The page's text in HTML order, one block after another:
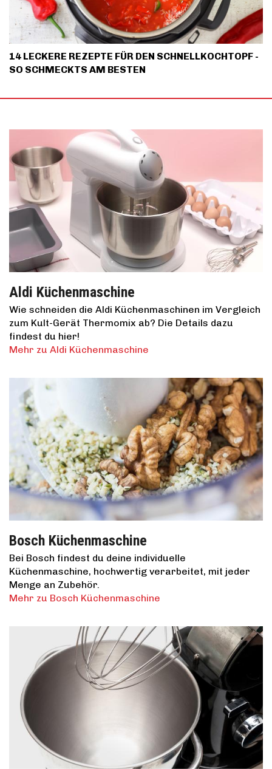
14 LECKERE REZEPTE FÜR DEN SCHNELLKOCHTOPF -
SO SCHMECKTS AM BESTEN
Aldi Küchenmaschine
Wie schneiden die Aldi Küchenmaschinen im Vergleich
zum Kult-Gerät Thermomix ab? Die Details dazu
findest du hier!
Mehr zu Aldi Küchenmaschine
Bosch Küchenmaschine
Bei Bosch findest du deine individuelle
Küchenmaschine, hochwertig verarbeitet, mit jeder
Menge an Zubehör.
Mehr zu Bosch Küchenmaschine